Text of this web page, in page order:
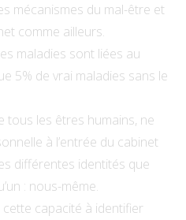
mécanismes du mal-être et
comme ailleurs.
maladies sont liées au
5% de vrai maladies sans le
tous les êtres humains, ne
à l’entrée du cabinet
différentes identités que
: nous-même.
capacité à identifier